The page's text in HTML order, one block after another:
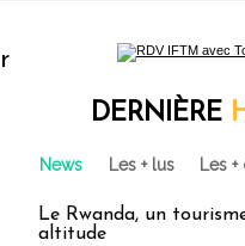
librairie du
DERNIÈRE
News Les + lus Les
Le Rwanda, un
altitude